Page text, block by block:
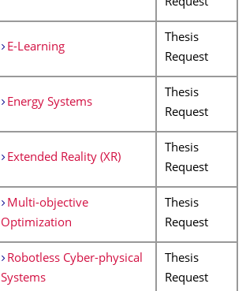
Request
E-Learning
Thesis
Request
Energy Systems
Thesis
Request
Extended Reality (XR)
Thesis
Request
Multi-objective
Optimization
Thesis
Request
Robotless Cyber-physical
Systems
Thesis
Request